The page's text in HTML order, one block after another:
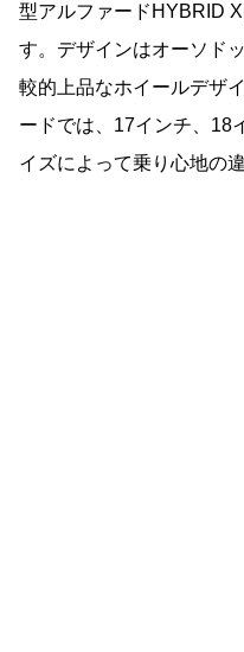
型アルファードHYBRID
す。デザインはオーソド
較的上品なホイールデザ
ードでは、17インチ、18
イズによって乗り心地の